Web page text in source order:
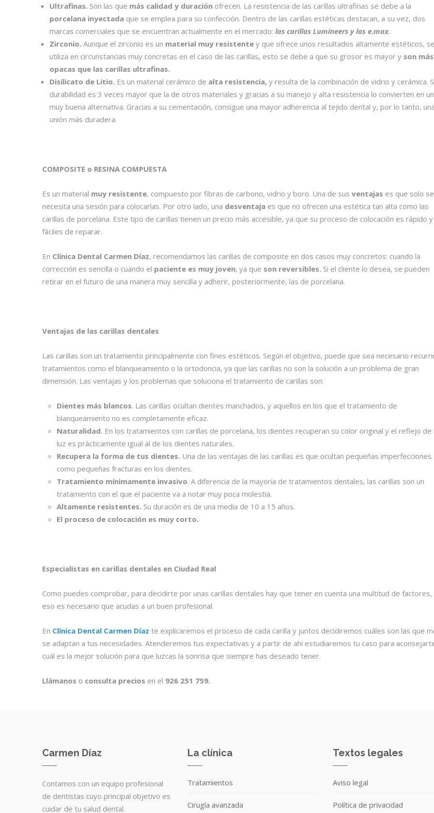
Ultrafinas. Son las que más calidad y duración ofrecen. La resistencia de las carillas ultrafinas se debe a la
porcelana inyectada que se emplea para su confección. Dentro de las carillas estéticas destacan, a su vez, dos
marcas comerciales que se encuentran actualmente en el mercado: las carillas Lumineers y las e.max.
Zirconio. Aunque el zirconio es un material muy resistente y que ofrece unos resultados altamente estéticos, se
utiliza en circunstancias muy concretas en el caso de las carillas, esto se debe a que su grosor es mayor y son más
opacas que las carillas ultrafinas.
Disilicato de Litio. Es un material cerámico de alta resistencia, y resulta de la combinación de vidrio y cerámica.
durabilidad es 3 veces mayor que la de otros materiales y gracias a su manejo y alta resistencia lo convierten en
muy buena alternativa. Gracias a su cementación, consigue una mayor adherencia al tejido dental y, por lo tanto, una
unión más duradera.
COMPOSITE o RESINA COMPUESTA
Es un material muy resistente, compuesto por fibras de carbono, vidrio y boro. Una de sus ventajas es que solo se
necesita una sesión para colocarlas. Por otro lado, una desventaja es que no ofrecen una estética tan alta como las
carillas de porcelana. Este tipo de carillas tienen un precio más accesible, ya que su proceso de colocación es rápido
fáciles de reparar.
En Clínica Dental Carmen Díaz, recomendamos las carillas de composite en dos casos muy concretos: cuando la
corrección es sencilla o cuando el paciente es muy joven, ya que son reversibles. Si el cliente lo desea, se pueden
retirar en el futuro de una manera muy sencilla y adherir, posteriormente, las de porcelana.
Ventajas de las carillas dentales
Las carillas son un tratamiento principalmente con fines estéticos. Según el objetivo, puede que sea necesario
tratamientos como el blanqueamiento o la ortodoncia, ya que las carillas no son la solución a un problema de gran
dimensión. Las ventajas y los problemas que soluciona el tratamiento de carillas son:
Dientes más blancos. Las carillas ocultan dientes manchados, y aquellos en los que el tratamiento de
blanqueamiento no es completamente eficaz.
Naturalidad. En los tratamientos con carillas de porcelana, los dientes recuperan su color original y el reflejo de
luz es prácticamente igual al de los dientes naturales.
Recupera la forma de tus dientes. Una de las ventajas de las carillas es que ocultan pequeñas imperfecciones
como pequeñas fracturas en los dientes.
Tratamiento mínimamente invasivo. A diferencia de la mayoría de tratamientos dentales, las carillas son un
tratamiento con el que el paciente va a notar muy poca molestia.
Altamente resistentes. Su duración es de una media de 10 a 15 años.
El proceso de colocación es muy corto.
Especialistas en carillas dentales en Ciudad Real
Como puedes comprobar, para decidirte por unas carillas dentales hay que tener en cuenta una multitud de
eso es necesario que acudas a un buen profesional.
En Clínica Dental Carmen Díaz te explicaremos el proceso de cada carilla y juntos decidiremos cuáles son las que
se adaptan a tus necesidades. Atenderemos tus expectativas y a partir de ahí estudiaremos tu caso para
cuál es la mejor solución para que luzcas la sonrisa que siempre has deseado tener.
Llámanos o consulta precios en el 926 251 759.
Carmen Díaz
Contamos con un equipo profesional
de dentistas cuyo principal objetivo es
cuidar de tu salud dental.
La clínica
Tratamientos
Cirugía avanzada
Textos legales
Aviso legal
Política de privacidad